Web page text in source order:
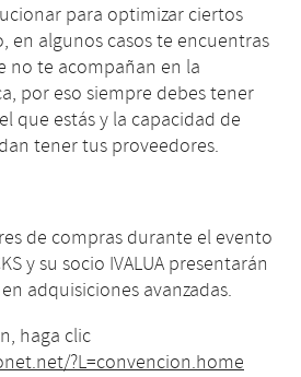
para optimizar ciertos
en algunos casos te encuentras
no te acompañan en la
por eso siempre debes tener
que estás y la capacidad de
tener tus proveedores.
de compras durante el evento
y su socio IVALUA presentarán
adquisiciones avanzadas.
haga clic
?L=convencion.home